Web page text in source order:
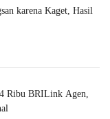
karena Kaget, Hasil
Ribu BRILink Agen,